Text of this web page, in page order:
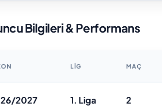
Bilgileri & Performans
LIG MAÇ
2027 1. Liga 2